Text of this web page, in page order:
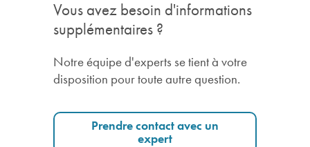
Vous avez besoin d'informations
supplémentaires ?
Notre équipe d'experts se tient à votre
disposition pour toute autre question.
Prendre contact avec un
expert